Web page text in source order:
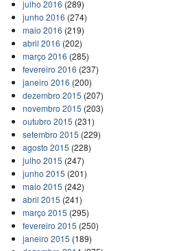
julho 2016 (289)
junho 2016 (274)
maio 2016 (219)
abril 2016 (202)
março 2016 (285)
fevereiro 2016 (237)
janeiro 2016 (200)
dezembro 2015 (207)
novembro 2015 (203)
outubro 2015 (231)
setembro 2015 (229)
agosto 2015 (228)
julho 2015 (247)
junho 2015 (201)
maio 2015 (242)
abril 2015 (241)
março 2015 (295)
fevereiro 2015 (250)
janeiro 2015 (189)